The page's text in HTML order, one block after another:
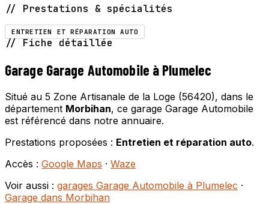
// Prestations & spécialités
ENTRETIEN ET RÉPARATION AUTO
// Fiche détaillée
Garage Garage Automobile à Plumelec
Situé au 5 Zone Artisanale de la Loge (56420), dans le
département Morbihan, ce garage Garage Automobile
est référencé dans notre annuaire.
Prestations proposées : Entretien et réparation auto.
Accès : Google Maps · Waze
Voir aussi : garages Garage Automobile à Plumelec ·
Garage dans Morbihan